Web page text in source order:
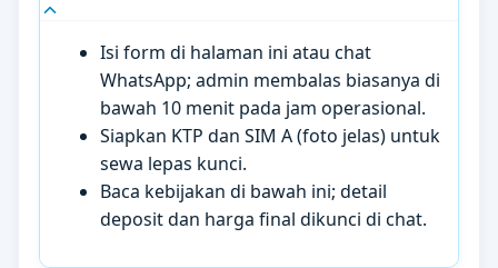
Isi form di halaman ini atau chat
WhatsApp; admin membalas biasanya di
bawah 10 menit pada jam operasional.
Siapkan KTP dan SIM A (foto jelas) untuk
sewa lepas kunci.
Baca kebijakan di bawah ini; detail
deposit dan harga final dikunci di chat.